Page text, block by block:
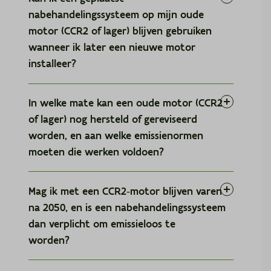
voor de samenleving, maar vaak ook interessant om
kosten te verlagen en je concurrentiepositie te
c.verhamme@itb-info.be
Sylvie De Craecker voor Financiële oplossingen
sylvie.decraecker@vlaamsewaterweg.be
Maxim Van den Bossche, Mathieu Coussens &
Bruglemans voor Beleid
maxim.vandenbossche@mow.vlaanderen.be
mathieu.coussens@mow.vlaanderen.be
Marjan Beelen & Philippe Govers voor Implementatie
marjan@citbo.com
nabehandelingssysteem op mijn oude
motor (CCR2 of lager) blijven gebruiken
wanneer ik later een nieuwe motor
installeer?
In welke mate kan een oude motor (CCR2
of lager) nog hersteld of gereviseerd
worden, en aan welke emissienormen
moeten die werken voldoen?
lager) blijven altijd mogelijk. De regelgeving
bepaalt wel dat vanaf 2020, wanneer een motor
volledig vervangen wordt, de nieuwe motor
Stage V‑conform moet zijn.
Mag ik met een CCR2‑motor blijven varen
na 2050, en is een nabehandelingssysteem
dan verplicht om emissieloos te
worden?